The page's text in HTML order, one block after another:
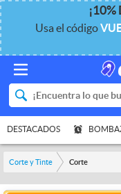
¡10%
Usa el código
DESTACADOS
Corte y Tinte Corte